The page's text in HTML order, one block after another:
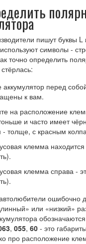
пишут буквы L
символы -
точно определить
аккумулятор перед
к вам.
на расположение
и часто имеет
- толще, с красным
клемма находится
клемма справа -
ошибочно
или «низкий»
, 055, 60 - это
про расположение